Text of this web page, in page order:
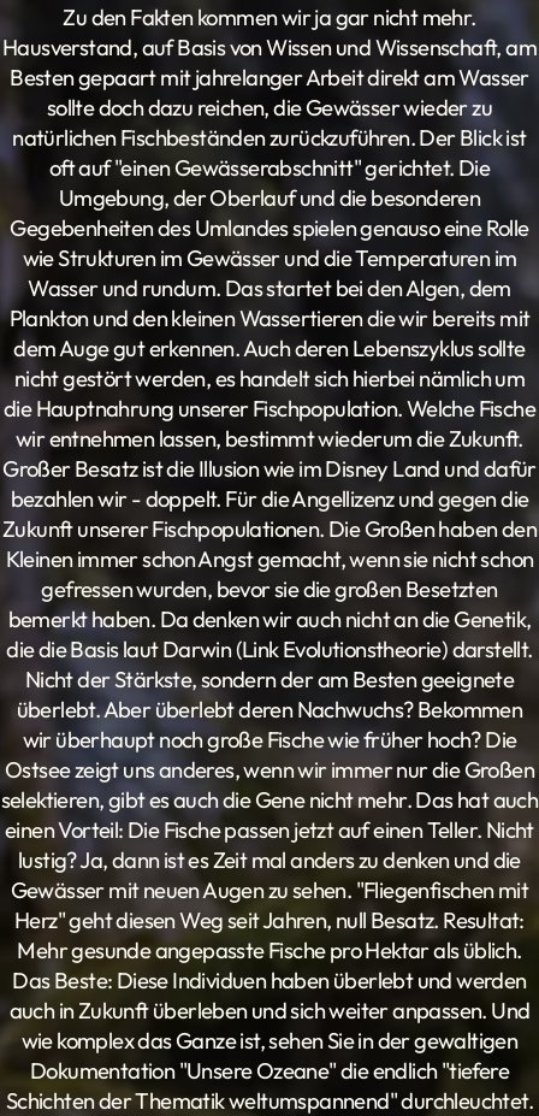
Zu den Fakten kommen wir ja gar nicht mehr.
Hausverstand, auf Basis von Wissen und Wissenschaft, am
Besten gepaart mit jahrelanger Arbeit direkt am Wasser
sollte doch dazu reichen, die Gewässer wieder zu
natürlichen Fischbeständen zurückzuführen. Der Blick ist
oft auf "einen Gewässerabschnitt" gerichtet. Die
Umgebung, der Oberlauf und die besonderen
Gegebenheiten des Umlandes spielen genauso eine Rolle
wie Strukturen im Gewässer und die Temperaturen im
Wasser und rundum. Das startet bei den Algen, dem
Plankton und den kleinen Wassertieren die wir bereits mit
dem Auge gut erkennen. Auch deren Lebenszyklus sollte
nicht gestört werden, es handelt sich hierbei nämlich um
die Hauptnahrung unserer Fischpopulation. Welche Fische
wir entnehmen lassen, bestimmt wiederum die Zukunft.
Großer Besatz ist die Illusion wie im Disney Land und dafür
bezahlen wir - doppelt. Für die Angellizenz und gegen die
Zukunft unserer Fischpopulationen. Die Großen haben den
Kleinen immer schon Angst gemacht, wenn sie nicht schon
gefressen wurden, bevor sie die großen Besetzten
bemerkt haben. Da denken wir auch nicht an die Genetik,
die die Basis laut Darwin (Link Evolutionstheorie) darstellt.
Nicht der Stärkste, sondern der am Besten geeignete
überlebt. Aber überlebt deren Nachwuchs? Bekommen
wir überhaupt noch große Fische wie früher hoch? Die
Ostsee zeigt uns anderes, wenn wir immer nur die Großen
selektieren, gibt es auch die Gene nicht mehr. Das hat auch
einen Vorteil: Die Fische passen jetzt auf einen Teller. Nicht
lustig? Ja, dann ist es Zeit mal anders zu denken und die
Gewässer mit neuen Augen zu sehen. "Fliegenfischen mit
Herz" geht diesen Weg seit Jahren, null Besatz. Resultat:
Mehr gesunde angepasste Fische pro Hektar als üblich.
Das Beste: Diese Individuen haben überlebt und werden
auch in Zukunft überleben und sich weiter anpassen. Und
wie komplex das Ganze ist, sehen Sie in der gewaltigen
Dokumentation "Unsere Ozeane" die endlich "tiefere
Schichten der Thematik weltumspannend" durchleuchtet.